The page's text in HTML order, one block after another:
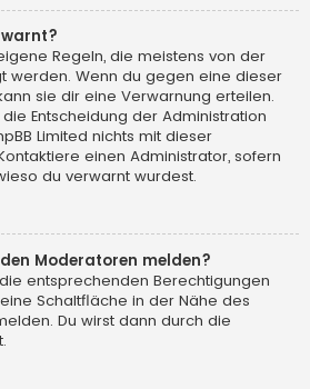
Regeln, die meistens von der
werden. Wenn du gegen eine dieser
sie dir eine Verwarnung erteilen.
Entscheidung der Administration
Limited nichts mit dieser
einen Administrator, sofern
du verwarnt wurdest.
Moderatoren melden?
entsprechenden Berechtigungen
Schaltfläche in der Nähe des
Du wirst dann durch die